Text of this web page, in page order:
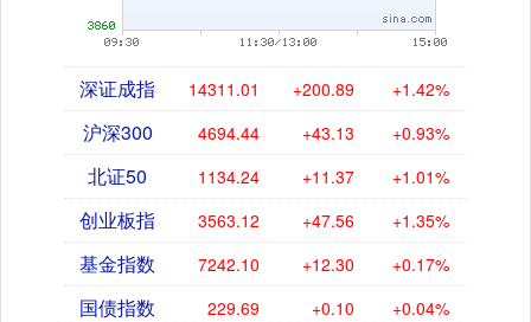
深证成指 14311.01 +200.89 +1.42%
沪深300 4694.44 +43.13 +0.93%
北证50 1134.24 +11.37 +1.01%
创业板指 3563.12 +47.56 +1.35%
基金指数 7242.10 +12.30 +0.17%
国债指数 229.69 +0.10 +0.04%